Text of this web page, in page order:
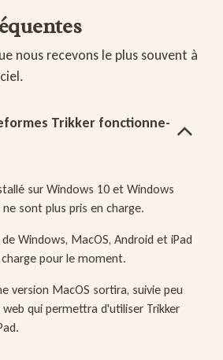
nous recevons le plus souvent à
Trikker fonctionne-
sur Windows 10 et Windows
sont plus pris en charge.
Windows, MacOS, Android et iPad
pour le moment.
version MacOS sortira, suivie peu
qui permettra d'utiliser Trikker